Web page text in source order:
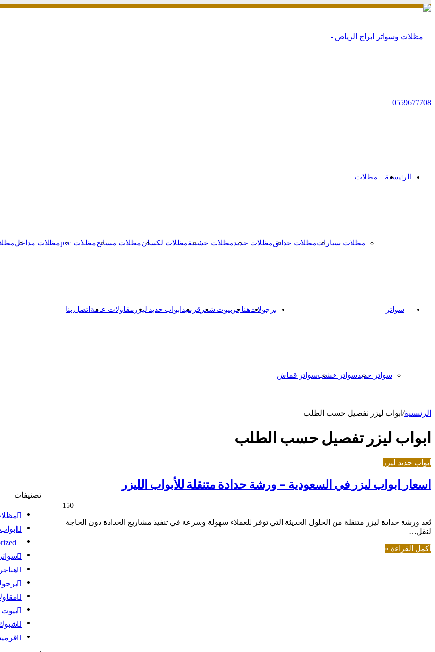
الرئيسية مظلات
مظلات سياراتمظلات حدائقمظلات حديدمظلات خشبيةمظلات لكسانمظلات مسابحمظلات pvc مظلات مداخل
سواتر
سواتر حديدسواتر خشبسواتر قماش
برجولاتهناجر بيوت شعر قرميدابواب حديد ليزر مقاولات عامةاتصل بنا
الرئيسية/ ابواب ليزر تفصيل حسب الطلب
ابواب ليزر تفصيل حسب الطلب
ابواب حديد ليزر
اسعار ابواب ليزر في السعودية – ورشة حدادة متنقلة للأبواب الليزر
150
تُعد ورشة حدادة ليزر متنقلة من الحلول الحديثة التي توفر للعملاء سهولة وسرعة في تنفيذ مشاريع الحدادة دون الحاجة
لنقل…
أكمل القراءة »
تصنيفات
سواتر
هناجر